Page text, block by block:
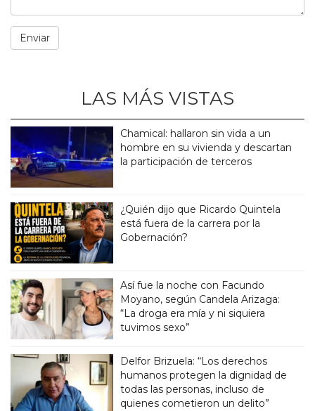
LAS MÁS VISTAS
Chamical: hallaron sin vida a un
hombre en su vivienda y descartan
la participación de terceros
¿Quién dijo que Ricardo Quintela
está fuera de la carrera por la
Gobernación?
Así fue la noche con Facundo
Moyano, según Candela Arizaga:
“La droga era mía y ni siquiera
tuvimos sexo”
Delfor Brizuela: “Los derechos
humanos protegen la dignidad de
todas las personas, incluso de
quienes cometieron un delito”